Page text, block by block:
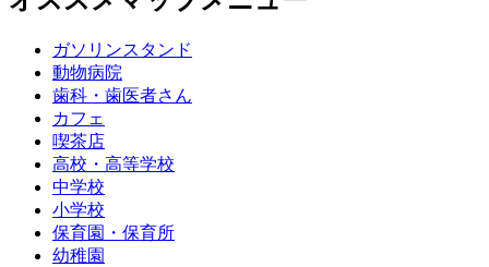
ガソリンスタンド
動物病院
歯科・歯医者さん
カフェ
喫茶店
高校・高等学校
中学校
小学校
保育園・保育所
幼稚園